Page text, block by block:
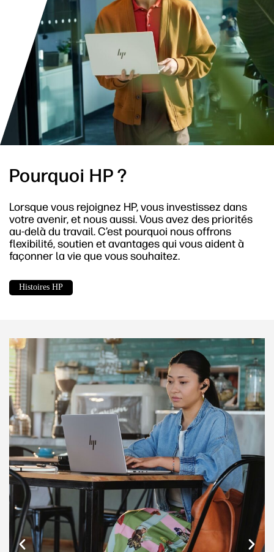
Pourquoi HP ?
Lorsque vous rejoignez HP, vous investissez dans
votre avenir, et nous aussi. Vous avez des priorités
au-delà du travail. C’est pourquoi nous offrons
flexibilité, soutien et avantages qui vous aident à
façonner la vie que vous souhaitez.
Histoires HP